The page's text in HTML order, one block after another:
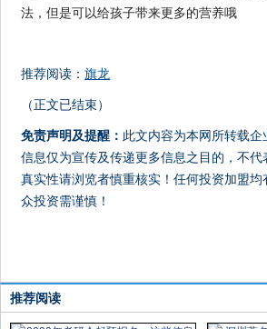
法，但是可以给孩子带来更多的营养哦
推荐阅读：旗龙
（正文已结束）
免责声明及提醒： 此文内容为本网所转载
信息仅为宣传及传递更多信息之目的，不
真实性请浏览者慎重核实！任何投资加盟均
众投资需谨慎！
推荐阅读